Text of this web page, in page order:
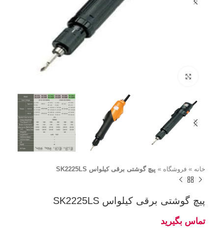
خانه » فروشگاه » پیچ گوشتی برقی کیلواس SK2225LS
پیچ گوشتی برقی کیلواس SK2225LS